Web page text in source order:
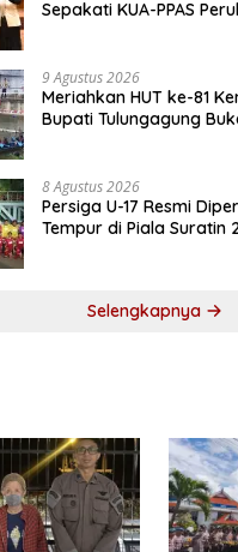
Sepakati KUA-PPAS
9 Agustus 2026
Meriahkan HUT ke-81
Bupati Tulungagung
8 Agustus 2026
Persiga U-17 Resmi
Tempur di Piala Suratin
Selengkapnya